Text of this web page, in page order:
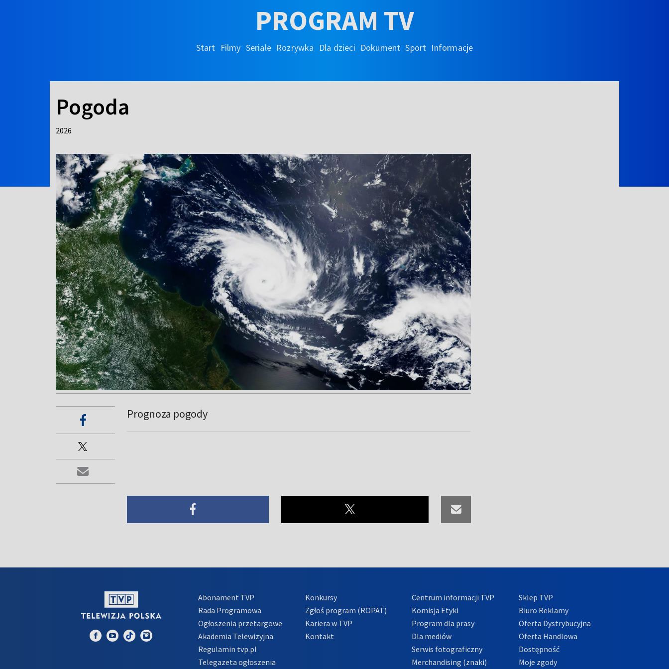
PROGRAM TV
Start Filmy Seriale Rozrywka Dla dzieci Dokument Sport Informacje
Pogoda
2026
Prognoza pogody
Abonament TVP
Rada Programowa
Ogłoszenia przetargowe
Akademia Telewizyjna
Regulamin tvp.pl
Telegazeta ogłoszenia
Konkursy
Zgłoś program (ROPAT)
Kariera w TVP
Kontakt
Centrum informacji TVP
Komisja Etyki
Program dla prasy
Dla mediów
Serwis fotograficzny
Merchandising (znaki)
Sklep TVP
Biuro Reklamy
Oferta Dystrybucyjna
Oferta Handlowa
Dostępność
Moje zgody